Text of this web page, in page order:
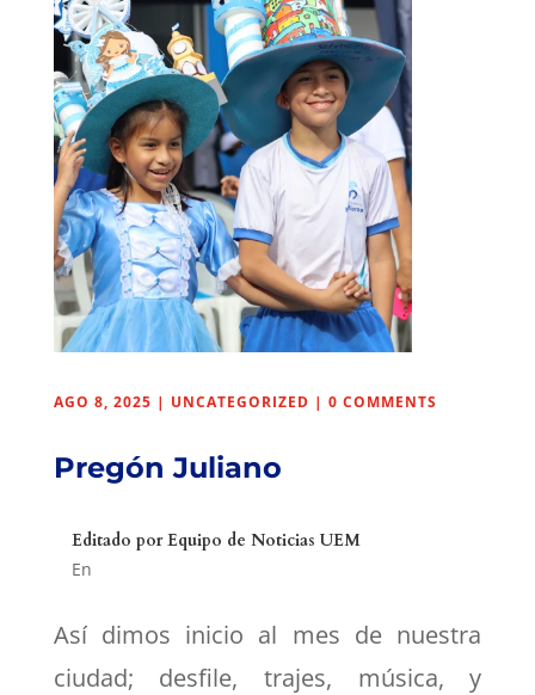
AGO 8, 2025 | UNCATEGORIZED | 0 COMMENTS
Pregón Juliano
Editado porEquipo de Noticias UEM
En
Así dimos inicio al mes de nuestra
ciudad; desfile, trajes, música, y